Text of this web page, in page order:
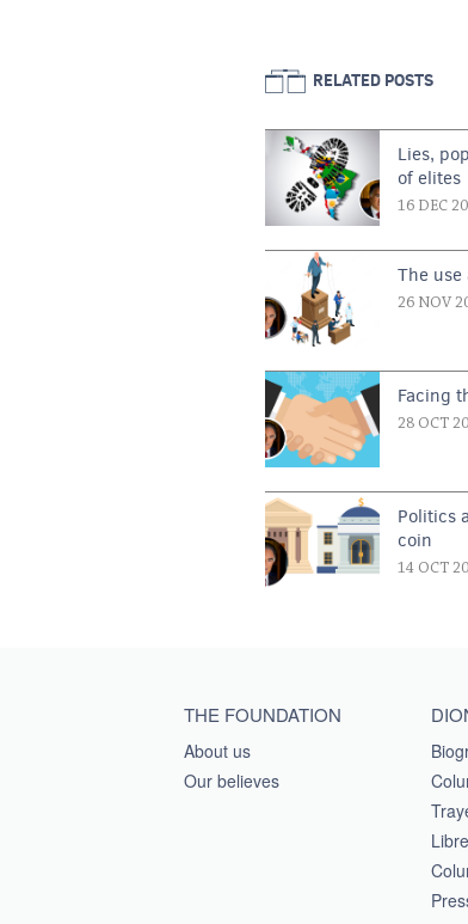
RELATED POSTS
Lies,
of elites
16 DEC
The
26 NOV
Facing
28 OCT
Politics
coin
14 OCT
Main menu
THE FOUNDATION
About us
Our believes